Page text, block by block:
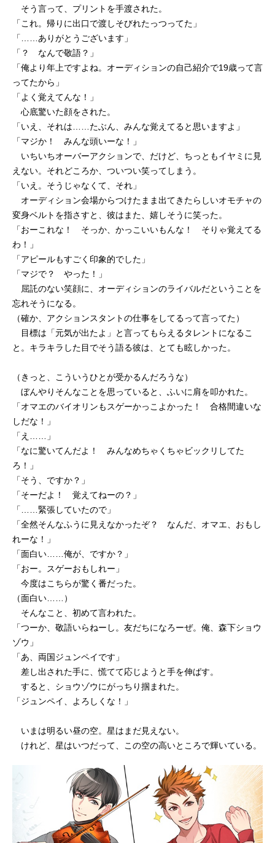
そう言って、プリントを手渡された。
「これ。帰りに出口で渡しそびれたっつってた」
「……ありがとうございます」
「？ なんで敬語？」
「俺より年上ですよね。オーディションの自己紹介で19歳って言
ってたから」
「よく覚えてんな！」
心底驚いた顔をされた。
「いえ、それは……たぶん、みんな覚えてると思いますよ」
「マジか！ みんな頭いーな！」
いちいちオーバーアクションで、だけど、ちっともイヤミに見
えない。それどころか、ついつい笑ってしまう。
「いえ。そうじゃなくて、それ」
オーディション会場からつけたまま出てきたらしいオモチャの
変身ベルトを指さすと、彼はまた、嬉しそうに笑った。
「おーこれな！ そっか、かっこいいもんな！ そりゃ覚えてる
わ！」
「アピールもすごく印象的でした」
「マジで？ やった！」
屈託のない笑顔に、オーディションのライバルだということを
忘れそうになる。
（確か、アクションスタントの仕事をしてるって言ってた）
目標は「元気が出たよ」と言ってもらえるタレントになるこ
と。キラキラした目でそう語る彼は、とても眩しかった。
（きっと、こういうひとが受かるんだろうな）
ぼんやりそんなことを思っていると、ふいに肩を叩かれた。
「オマエのバイオリンもスゲーかっこよかった！ 合格間違いな
しだな！」
「え……」
「なに驚いてんだよ！ みんなめちゃくちゃビックリしてた
ろ！」
「そう、ですか？」
「そーだよ！ 覚えてねーの？」
「……緊張していたので」
「全然そんなふうに見えなかったぞ？ なんだ、オマエ、おもし
れーな！」
「面白い……俺が、ですか？」
「おー。スゲーおもしれー」
今度はこちらが驚く番だった。
（面白い……）
そんなこと、初めて言われた。
「つーか、敬語いらねーし。友だちになろーぜ。俺、森下ショウ
ゾウ」
「あ、両国ジュンペイです」
差し出された手に、慌てて応じようと手を伸ばす。
すると、ショウゾウにがっちり掴まれた。
「ジュンペイ、よろしくな！」
いまは明るい昼の空。星はまだ見えない。
けれど、星はいつだって、この空の高いところで輝いている。